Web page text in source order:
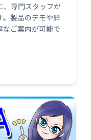
、専門スタッフが
。製品のデモや詳
ご案内が可能で